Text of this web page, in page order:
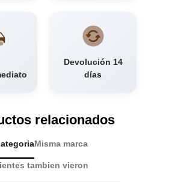
Devolución 14
días
relacionados
Misma marca
tambien vieron